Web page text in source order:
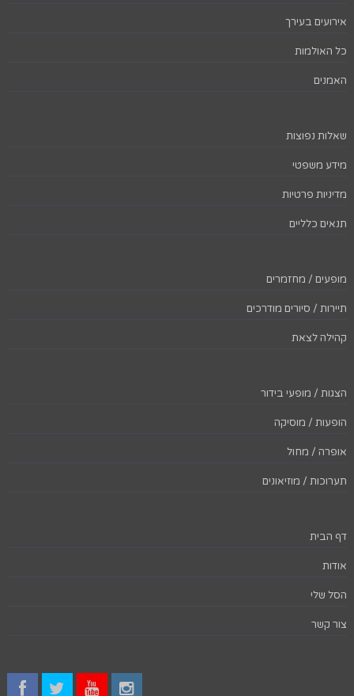
אירועים בעירך
כל האולמות
האמנים
שאלות נפוצות
מידע משפטי
מדיניות פרטיות
תנאים כלליים
מופעים / מחזמרים
תיירות / סיורים מודרכים
קהילה לצאת
הצגות / מופעי בידור
הופעות / מוסיקה
אופרה / מחול
תערוכות / מוזיאונים
דף הבית
אודות
הסל שלי
צור קשר